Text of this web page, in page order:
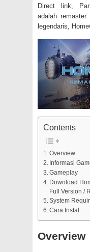
Direct link,
adalah
legendaris,
Contents
Overview
Informasi
Gameplay
Download
Full Version /
System
Cara Instal
Overview